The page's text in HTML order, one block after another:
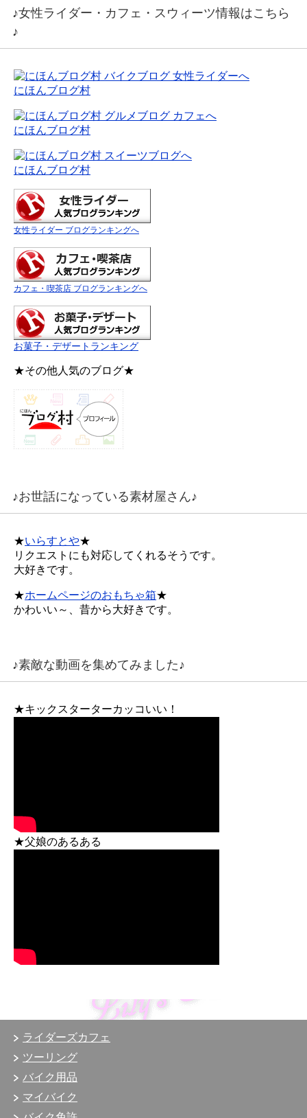
♪女性ライダー・カフェ・スウィーツ情報はこちら
♪
にほんブログ村
にほんブログ村
にほんブログ村
女性ライダー ブログランキングへ
カフェ・喫茶店 ブログランキングへ
お菓子・デザートランキング
★その他人気のブログ★
♪お世話になっている素材屋さん♪
★いらすとや★
リクエストにも対応してくれるそうです。
大好きです。
★ホームページのおもちゃ箱★
かわいい～、昔から大好きです。
♪素敵な動画を集めてみました♪
★キックスターターカッコいい！
★父娘のあるある
ライダーズカフェ
ツーリング
バイク用品
マイバイク